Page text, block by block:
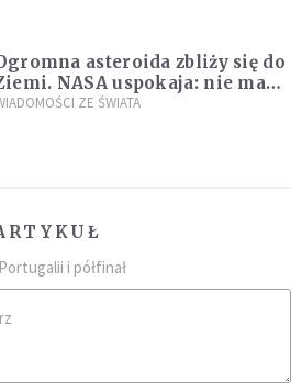
asteroida zbliży się do
NASA uspokaja: nie ma
ZE ŚWIATA
i półfinał